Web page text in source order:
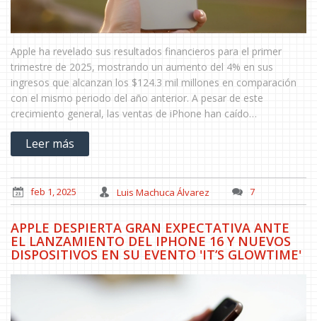
Apple ha revelado sus resultados financieros para el primer
trimestre de 2025, mostrando un aumento del 4% en sus
ingresos que alcanzan los $124.3 mil millones en comparación
con el mismo periodo del año anterior. A pesar de este
crecimiento general, las ventas de iPhone han caído
ligeramente, especialmente en China, donde se redujeron un
11.1%. Esto se debe a la fuerte competencia de fabricantes
locales como Oppo y Vivo, y la falta de Apple Intelligence en el
mercado chino.
Leer más
feb 1, 2025 Luis Machuca Álvarez 7
APPLE DESPIERTA GRAN EXPECTATIVA ANTE
EL LANZAMIENTO DEL IPHONE 16 Y NUEVOS
DISPOSITIVOS EN SU EVENTO 'IT’S GLOWTIME'